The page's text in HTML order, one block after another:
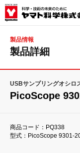
製品情報
製品詳細
USBサンプリングオシロ
PicoScope
商品コード：PQ338
型式：PicoScope 9301-